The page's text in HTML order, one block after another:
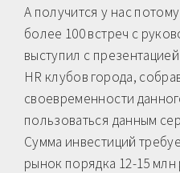
А получится у нас
более 100 встреч с
выступил с
HR клубов города,
своевременности
пользоваться данным
Сумма инвестиций
рынок порядка 12-15 млн